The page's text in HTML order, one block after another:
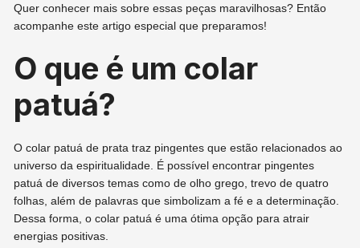
Quer conhecer mais sobre essas peças maravilhosas? Então
acompanhe este artigo especial que preparamos!
O que é um colar
patuá?
O colar patuá de prata traz pingentes que estão relacionados ao
universo da espiritualidade. É possível encontrar pingentes
patuá de diversos temas como de olho grego, trevo de quatro
folhas, além de palavras que simbolizam a fé e a determinação.
Dessa forma, o colar patuá é uma ótima opção para atrair
energias positivas.